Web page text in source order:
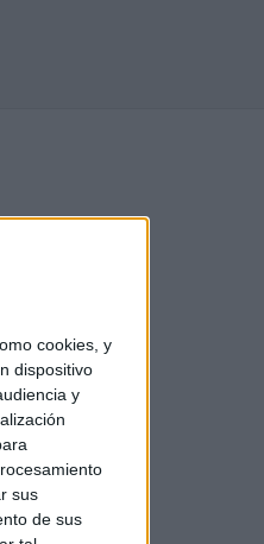
cookies, y
dispositivo
y
sus
de sus